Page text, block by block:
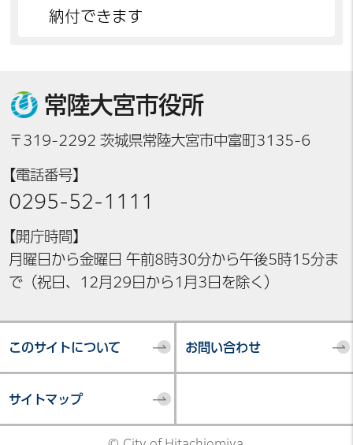
納付できます
常陸大宮市役所
〒319-2292 茨城県常陸大宮市中富町3135-6
【電話番号】
0295-52-1111
【開庁時間】
月曜日から金曜日 午前8時30分から午後5時15分ま
で（祝日、12月29日から1月3日を除く）
このサイトについて お問い合わせ
サイトマップ